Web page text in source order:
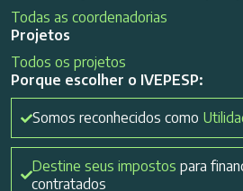
Todas as coordenadorias
Projetos
Todos os projetos
Porque escolher o IVEPESP:
Somos reconhecidos como
Destine seus impostos para
contratados